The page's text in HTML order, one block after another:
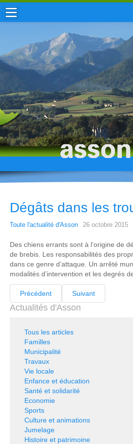
ACCUEIL / INFOS
MUNICIPALITÉ
VIE LOCALE
ENFANCE
TOURISME
HISTOIRE
Dégâts dans les
Toute l'actualité d'Asson 26 octobre 2015
Des chiens errants sont à l’origine de
de brebis. Les responsabilités des
dans ce genre d’attaque. Un arrêté
modalités d’intervention et les degrés
Précédent Suivant
Actualités d'Asson
Tous les articles
Familles
Municipalité
Travaux
Vie locale
Enfance et éducation
Santé et solidarité
Economie
Sports
Culture et animations
Jumelage
Histoire et patrimoine